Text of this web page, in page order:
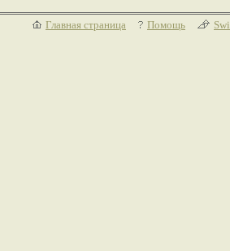
Главная страница Помощь